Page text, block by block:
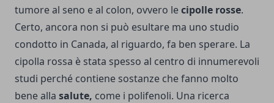
tumore al seno e al colon, ovvero lecipolle rosse.
Certo, ancora non si può esultare ma uno studio
condotto in Canada, al riguardo, fa ben sperare. La
cipolla rossa è stata spesso al centro di innumerevoli
studi perché contiene sostanze che fanno molto
bene alla salute, come i polifenoli. Una ricerca